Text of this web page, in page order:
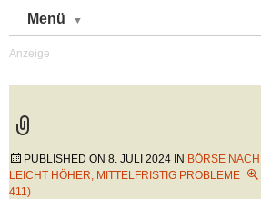
Menü
PUBLISHED ON 8. JULI 2024 IN BÖRSE
LEICHT HÖHER, MITTELFRISTIG PROBLEME
411)